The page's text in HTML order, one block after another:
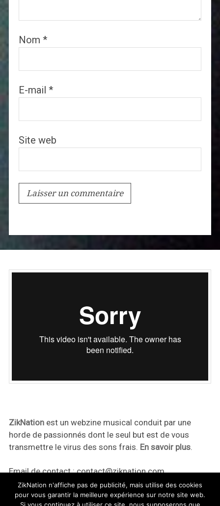
Nom *
E-mail *
Site web
ZikNationest un webzine musical conduit par une
horde de passionnés dont le seul but est de vous
transmettre le virus des sons frais. En savoir plus.
Email de contact :contact@ziknation.com
ZikNation n'affiche pas de publicité, mais utilise des cookies
pour vous garantir la meilleure expérience sur notre site web.